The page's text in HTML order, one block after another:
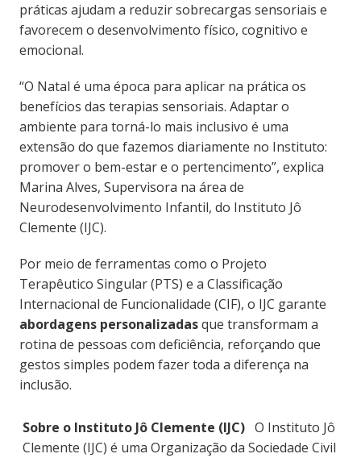
práticas ajudam a reduzir sobrecargas sensoriais e
favorecem o desenvolvimento físico, cognitivo e
emocional.
“O Natal é uma época para aplicar na prática os
benefícios das terapias sensoriais. Adaptar o
ambiente para torná-lo mais inclusivo é uma
extensão do que fazemos diariamente no Instituto:
promover o bem-estar e o pertencimento”, explica
Marina Alves, Supervisora na área de
Neurodesenvolvimento Infantil, do Instituto Jô
Clemente (IJC).
Por meio de ferramentas como o Projeto
Terapêutico Singular (PTS) e a Classificação
Internacional de Funcionalidade (CIF), o IJC garante
abordagens personalizadasque transformam a
rotina de pessoas com deficiência, reforçando que
gestos simples podem fazer toda a diferença na
inclusão.
Sobre o Instituto Jô Clemente (IJC)O Instituto Jô
Clemente (IJC) é uma Organização da Sociedade Civil